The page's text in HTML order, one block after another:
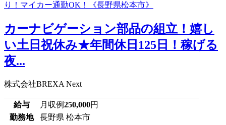
カーナビゲーション部品の組立！嬉し
い土日祝休み★年間休日125日！稼げる
夜...
株式会社BREXA Next
給与 月収例250,000円
勤務地
長野県 松本市